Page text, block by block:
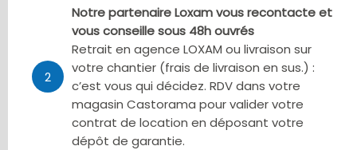
2
Notre partenaire Loxam vous recontacte et
vous conseille sous 48h ouvrés
Retrait en agence LOXAM ou livraison sur
votre chantier (frais de livraison en sus.) :
c’est vous qui décidez. RDV dans votre
magasin Castorama pour valider votre
contrat de location en déposant votre
dépôt de garantie.